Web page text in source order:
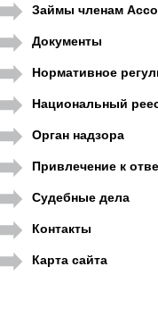
Займы членам
Документы
Нормативное
Национальный
Орган надзора
Привлечение к
Судебные дела
Контакты
Карта сайта